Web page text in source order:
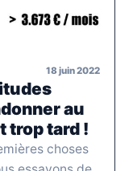
18 juin 2022
au
trop tard !
choses